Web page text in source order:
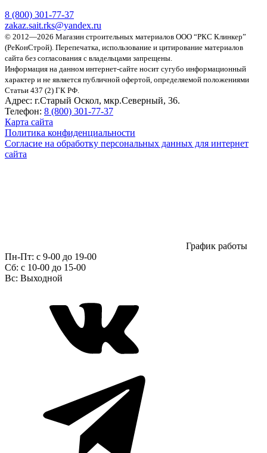
8 (800) 301-77-37
zakaz.sait.rks@yandex.ru
© 2012—2026 Магазин строительных материалов ООО “РКС Клинкер”
(РеКонСтрой). Перепечатка, использование и цитирование материалов
сайта без согласования с владельцами запрещены.
Информация на данном интернет-сайте носит сугубо информационный
характер и не является публичной офертой, определяемой положениями
Статьи 437 (2) ГК РФ.
Адрес: г.Старый Оскол, мкр.Северный, 36.
Телефон: 8 (800) 301-77-37
Карта сайта
Политика конфиденциальности
Согласие на обработку персональных данных для интернет
сайта
График работы
Пн-Пт: с 9-00 до 19-00
Сб: c 10-00 до 15-00
Вс: Выходной